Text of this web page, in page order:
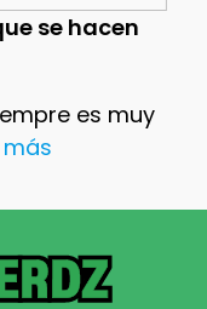
se hacen
es muy
más